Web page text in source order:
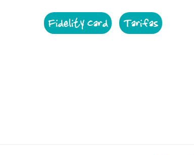
Fidelity Card Tarifas